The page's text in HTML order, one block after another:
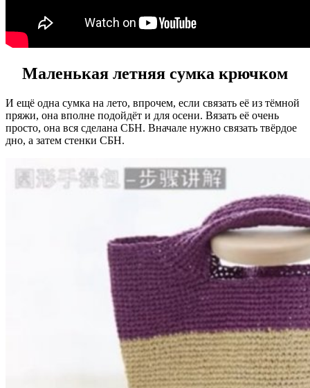
Маленькая летняя сумка крючком
И ещё одна сумка на лето, впрочем, если связать её из тёмной
пряжи, она вполне подойдёт и для осени. Вязать её очень
просто, она вся сделана СБН. Вначале нужно связать твёрдое
дно, а затем стенки СБН.